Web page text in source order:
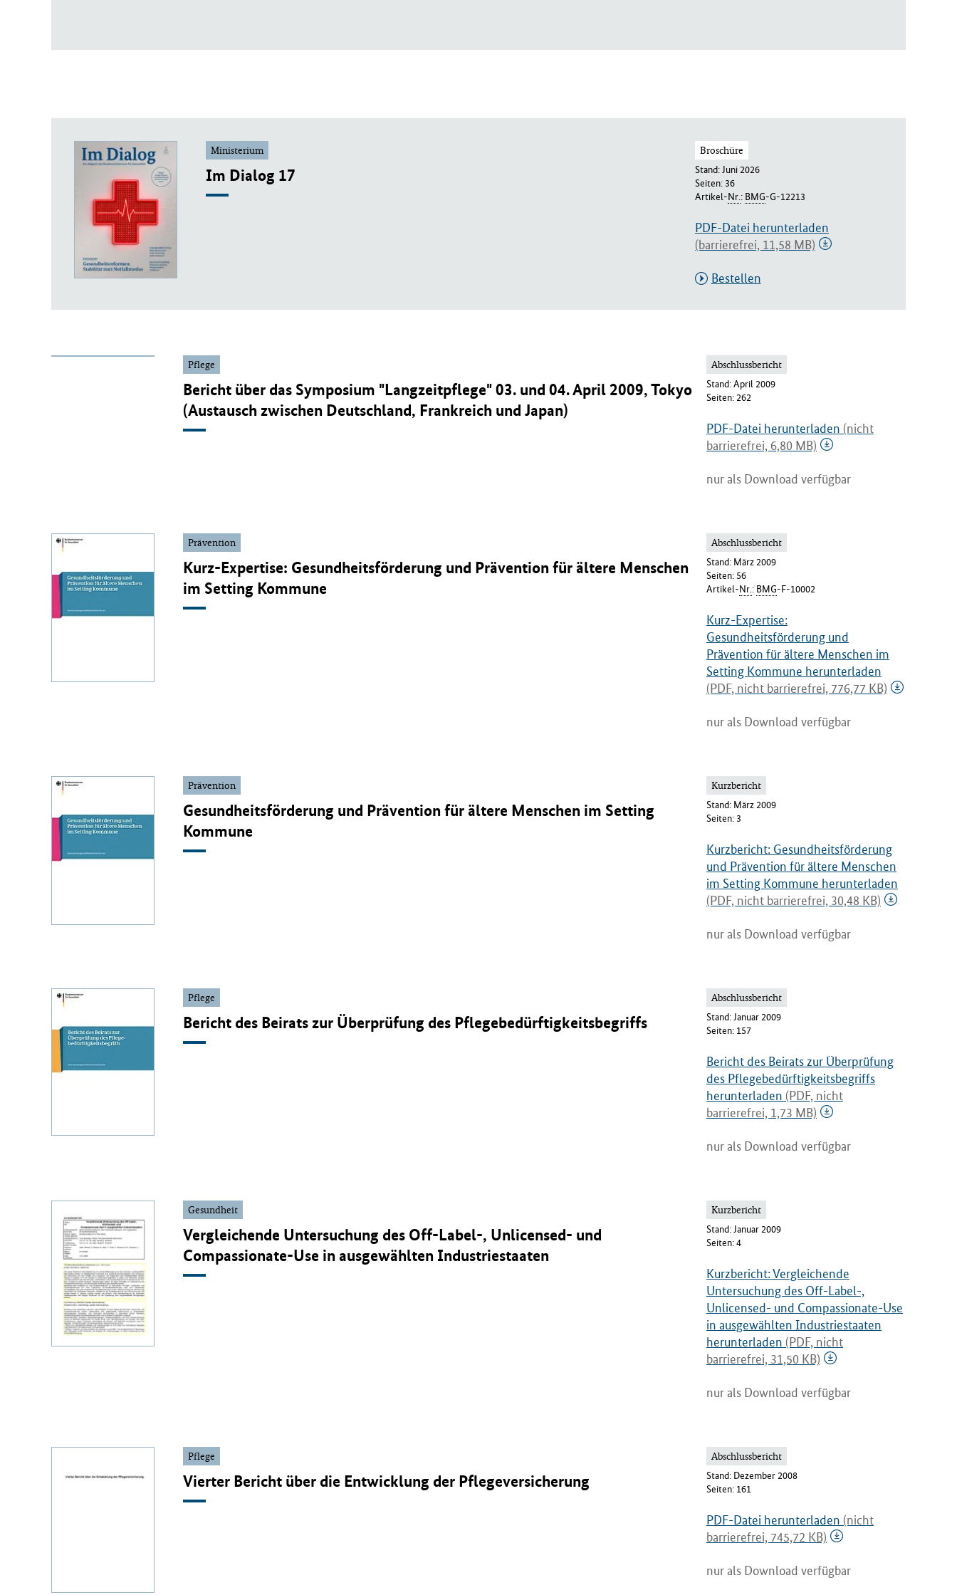
Ministerium
Im Dialog 17
Broschüre
Stand: Juni 2026
Seiten: 36
Artikel-Nr.: BMG-G-12213
PDF-Datei herunterladen
(barrierefrei, 11,58 MB)
Bestellen
Pflege
Bericht über das Symposium "Langzeitpflege" 03. und 04. April 2009, Tokyo
(Austausch zwischen Deutschland, Frankreich und Japan)
Abschlussbericht
Stand: April 2009
Seiten: 262
PDF-Datei herunterladen (nicht
barrierefrei, 6,80 MB)
nur als Download verfügbar
Prävention
Kurz-Expertise: Gesundheitsförderung und Prävention für ältere Menschen
im Setting Kommune
Abschlussbericht
Stand: März 2009
Seiten: 56
Artikel-Nr.: BMG-F-10002
Kurz-Expertise:
Gesundheitsförderung und
Prävention für ältere Menschen im
Setting Kommune herunterladen
(PDF, nicht barrierefrei, 776,77 KB)
nur als Download verfügbar
Prävention
Gesundheitsförderung und Prävention für ältere Menschen im Setting
Kommune
Kurzbericht
Stand: März 2009
Seiten: 3
Kurzbericht: Gesundheitsförderung
und Prävention für ältere Menschen
im Setting Kommune herunterladen
(PDF, nicht barrierefrei, 30,48 KB)
nur als Download verfügbar
Pflege
Bericht des Beirats zur Überprüfung des Pflegebedürftigkeitsbegriffs
Abschlussbericht
Stand: Januar 2009
Seiten: 157
Bericht des Beirats zur Überprüfung
des Pflegebedürftigkeitsbegriffs
herunterladen (PDF, nicht
barrierefrei, 1,73 MB)
nur als Download verfügbar
Gesundheit
Vergleichende Untersuchung des Off-Label-, Unlicensed- und
Compassionate-Use in ausgewählten Industriestaaten
Kurzbericht
Stand: Januar 2009
Seiten: 4
Kurzbericht: Vergleichende
Untersuchung des Off-Label-,
Unlicensed- und Compassionate-Use
in ausgewählten Industriestaaten
herunterladen (PDF, nicht
barrierefrei, 31,50 KB)
nur als Download verfügbar
Pflege
Vierter Bericht über die Entwicklung der Pflegeversicherung
Abschlussbericht
Stand: Dezember 2008
Seiten: 161
PDF-Datei herunterladen (nicht
barrierefrei, 745,72 KB)
nur als Download verfügbar